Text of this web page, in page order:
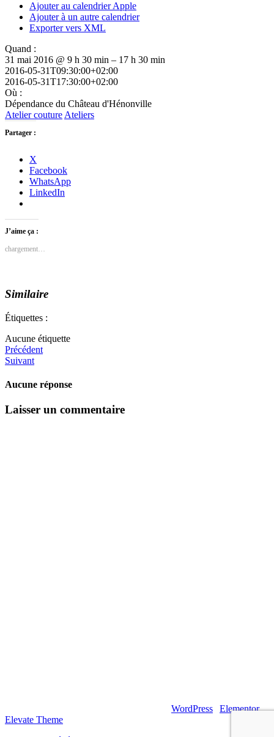
Ajouter au calendrier Apple
Ajouter à un autre calendrier
Exporter vers XML
Quand :
31 mai 2016 @ 9 h 30 min – 17 h 30 min
2016-05-31T09:30:00+02:00
2016-05-31T17:30:00+02:00
Où :
Dépendance du Château d'Hénonville
Atelier couture Ateliers
Partager :
X
Facebook
WhatsApp
LinkedIn
J’aime ça :
chargement…
Similaire
Étiquettes :
Aucune étiquette
Précédent
Suivant
Aucune réponse
Laisser un commentaire
WordPress Elementor|
Elevate Theme